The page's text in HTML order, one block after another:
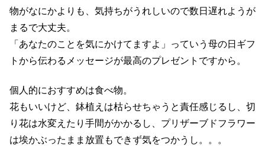
物がなにかよりも、気持ちがうれしいので数日遅れようが
まるで大丈夫。
「あなたのことを気にかけてますよ」っていう母の日ギフ
トから伝わるメッセージが最高のプレゼントですから。
個人的におすすめは食べ物。
花もいいけど、鉢植えは枯らせちゃうと責任感じるし、切
り花は水変えたり手間がかかるし、プリザーブドフラワー
は埃かぶったまま放置もできず気をつかうし。。。